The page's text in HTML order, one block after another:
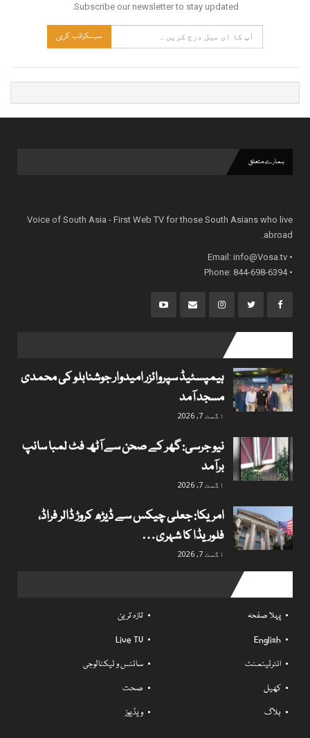
Subscribe our newsletter to stay updated.
سبسکرائب کریں
ہمارے متعلق
Voice of South Asia - First Web TV for those South Asians who live
abroad.
• Email:
info@Vosa.tv
• Phone: 844-698-6394
ہیمپسٹیڈ سپروائزر امیدوار جوشنابلو کی محمدی
مسجد آمد
اگست 7, 2026
نیو جرسی: گھر کے صحن سے آٹھ فٹ لمبا سانپ
برآمد
اگست 7, 2026
امریکا: جعلی چیکس سے ڈیڑھ کروڑ ڈالر فراڈ،
فلوریڈا کا شہری…
اگست 7, 2026
پہلا صفحہ
تازہ ترین
English
Live TV
انٹرٹینمنٹ
سائنس و ٹیکنالوجی
کھیل
صحت
بلاگ
ویڈیوز